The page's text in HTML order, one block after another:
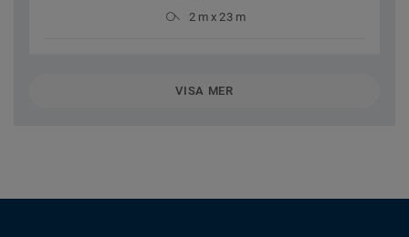
2 m x 23 m
VISA MER